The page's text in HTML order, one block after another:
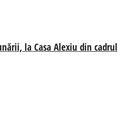
la Casa Alexiu din cadrul